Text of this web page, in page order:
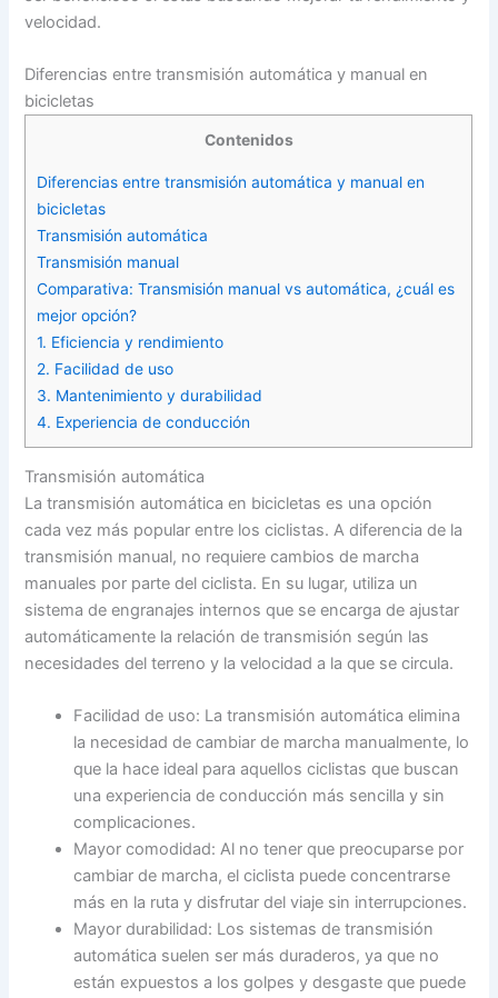
velocidad.
Diferencias entre transmisión automática y manual en
bicicletas
Contenidos
Diferencias entre transmisión automática y manual en
bicicletas
Transmisión automática
Transmisión manual
Comparativa: Transmisión manual vs automática, ¿cuál es
mejor opción?
1. Eficiencia y rendimiento
2. Facilidad de uso
3. Mantenimiento y durabilidad
4. Experiencia de conducción
Transmisión automática
La transmisión automática en bicicletas es una opción
cada vez más popular entre los ciclistas. A diferencia de la
transmisión manual, no requiere cambios de marcha
manuales por parte del ciclista. En su lugar, utiliza un
sistema de engranajes internos que se encarga de ajustar
automáticamente la relación de transmisión según las
necesidades del terreno y la velocidad a la que se circula.
Facilidad de uso: La transmisión automática elimina
la necesidad de cambiar de marcha manualmente, lo
que la hace ideal para aquellos ciclistas que buscan
una experiencia de conducción más sencilla y sin
complicaciones.
Mayor comodidad: Al no tener que preocuparse por
cambiar de marcha, el ciclista puede concentrarse
más en la ruta y disfrutar del viaje sin interrupciones.
Mayor durabilidad: Los sistemas de transmisión
automática suelen ser más duraderos, ya que no
están expuestos a los golpes y desgaste que puede